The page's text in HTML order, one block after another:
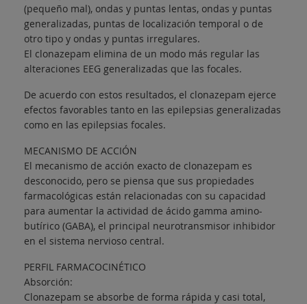
(pequeño mal), ondas y puntas lentas, ondas y puntas
generalizadas, puntas de localización temporal o de
otro tipo y ondas y puntas irregulares.
El clonazepam elimina de un modo más regular las
alteraciones EEG generalizadas que las focales.
De acuerdo con estos resultados, el clonazepam ejerce
efectos favorables tanto en las epilepsias generalizadas
como en las epilepsias focales.
MECANISMO DE ACCIÓN
El mecanismo de acción exacto de clonazepam es
desconocido, pero se piensa que sus propiedades
farmacológicas están relacionadas con su capacidad
para aumentar la actividad de ácido gamma amino-
butírico (GABA), el principal neurotransmisor inhibidor
en el sistema nervioso central.
PERFIL FARMACOCINÉTICO
Absorción:
Clonazepam se absorbe de forma rápida y casi total,